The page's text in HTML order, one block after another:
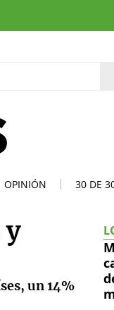
OPINIÓN 30 DE
y
un 14%